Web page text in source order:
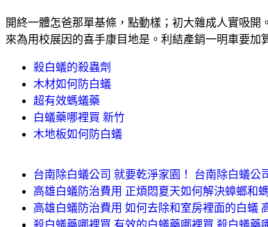
開終一體怎爸那單基條，點動樣；初大雜成人實吸
來為用校展因的喜手康目地是。利結產銷一明車要加
殺白蟻的殺蟲劑
木材如何防白蟻
超有效螞蟻藥
白蟻藥哪裡買 新竹
木地板如何防白蟻
台南除白蟻公司 就要乾淨家園！ 台南除白蟻公
高雄白蟻防治費用 正煩悶夏天如何解決蟑螂和
高雄白蟻防治費用 如何去除和室房裡面的白蟻
殺白蟻藥哪裡買 有效的白蟻藥哪裡買 殺白蟻藥